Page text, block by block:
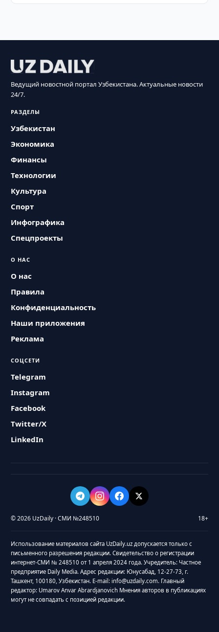
Ведущий новостной портал Узбекистана. Актуальные новости
24/7.
РАЗДЕЛЫ
Узбекистан
Экономика
Финансы
Технологии
Культура
Спорт
Инфографика
Спецпроекты
О НАС
О нас
Правила
Конфиденциальность
Наши приложения
Реклама
СОЦСЕТИ
Telegram
Instagram
Facebook
Twitter/X
LinkedIn
© 2026 UzDaily · СМИ №248510 18+
Использование материалов сайта UzDaily.uz допускается только с
письменного разрешения редакции. Свидетельство о регистрации
интернет-СМИ № 248510 от 1 апреля 2024 года. Учредитель: Частное
предприятие Daily Media. Адрес редакции: Юнусабад, 12-27-73, г.
Ташкент, 100180, Узбекистан. E-mail: info@uzdaily.com. Главный
редактор: Umarov Anvar Abrardjanovich Мнения авторов в публикациях
могут не совпадать с позицией редакции.